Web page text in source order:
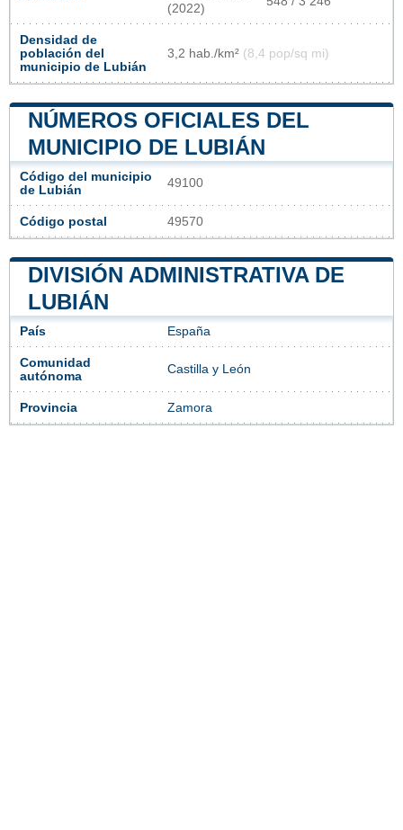
(2022)
Densidad de
población del
municipio de Lubián
3,2 hab./km² (8,4 pop/sq mi)
NÚMEROS OFICIALES DEL
MUNICIPIO DE LUBIÁN
Código del municipio
de Lubián
49100
Código postal 49570
DIVISIÓN ADMINISTRATIVA DE
LUBIÁN
País España
Comunidad
autónoma
Castilla y León
Provincia Zamora